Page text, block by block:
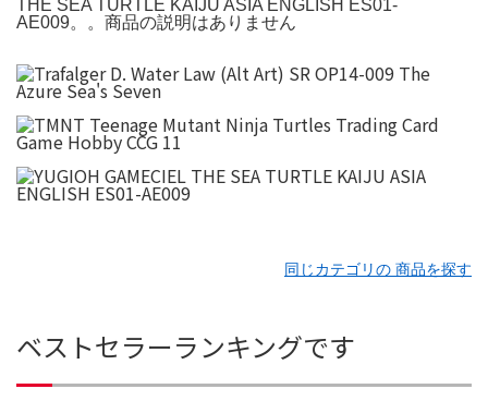
THE SEA TURTLE KAIJU ASIA ENGLISH ES01-
AE009。。商品の説明はありません
同じカテゴリの 商品を探す
ベストセラーランキングです